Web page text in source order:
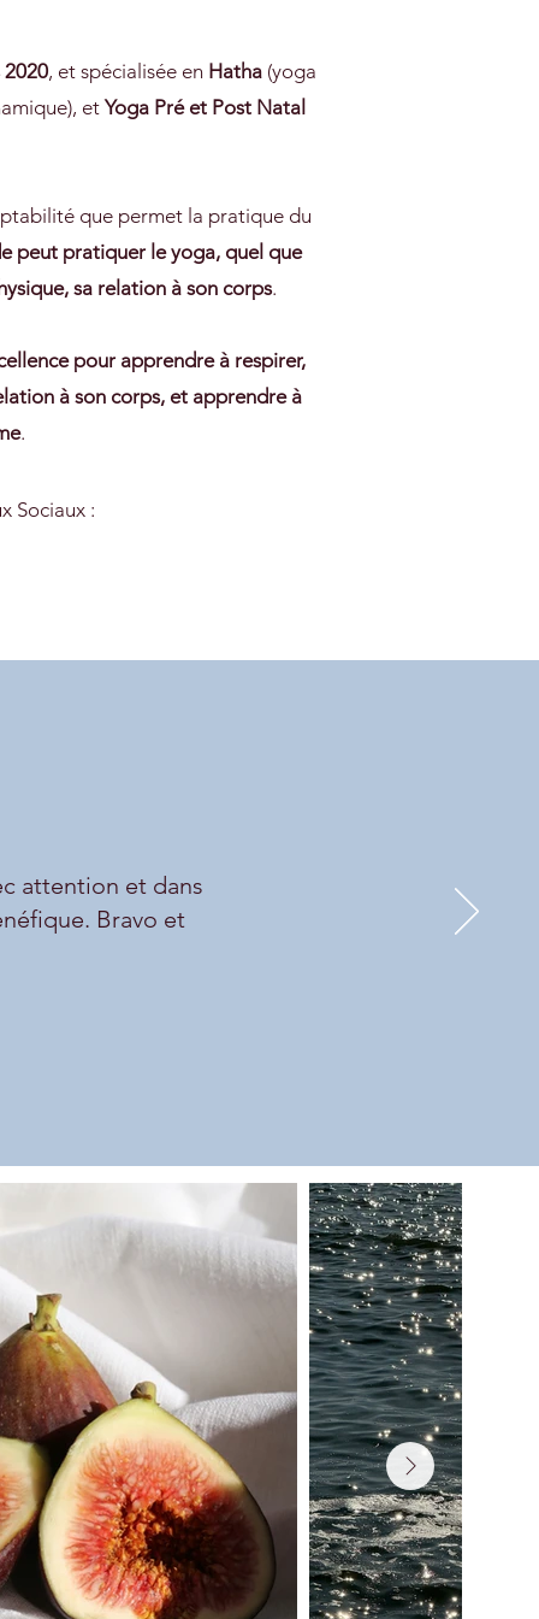
2020, et spécialisée en Hatha (yoga
etYoga Pré et Post Natal
que permet la pratique du
peut pratiquer le yoga, quel que
sa relation à son corps.
pour apprendre à respirer,
à son corps, et apprendre à
.
Sociaux :
attention et dans
Bravo et